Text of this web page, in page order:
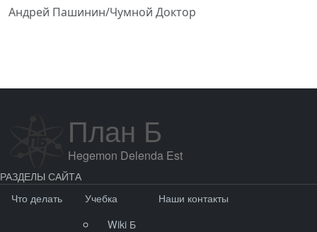
Андрей Пашинин/Чумной Доктор
План Б
Hegemon Delenda Est
РАЗДЕЛЫ САЙТА
Что делать
Учебка
Wiki Б
Наши контакты